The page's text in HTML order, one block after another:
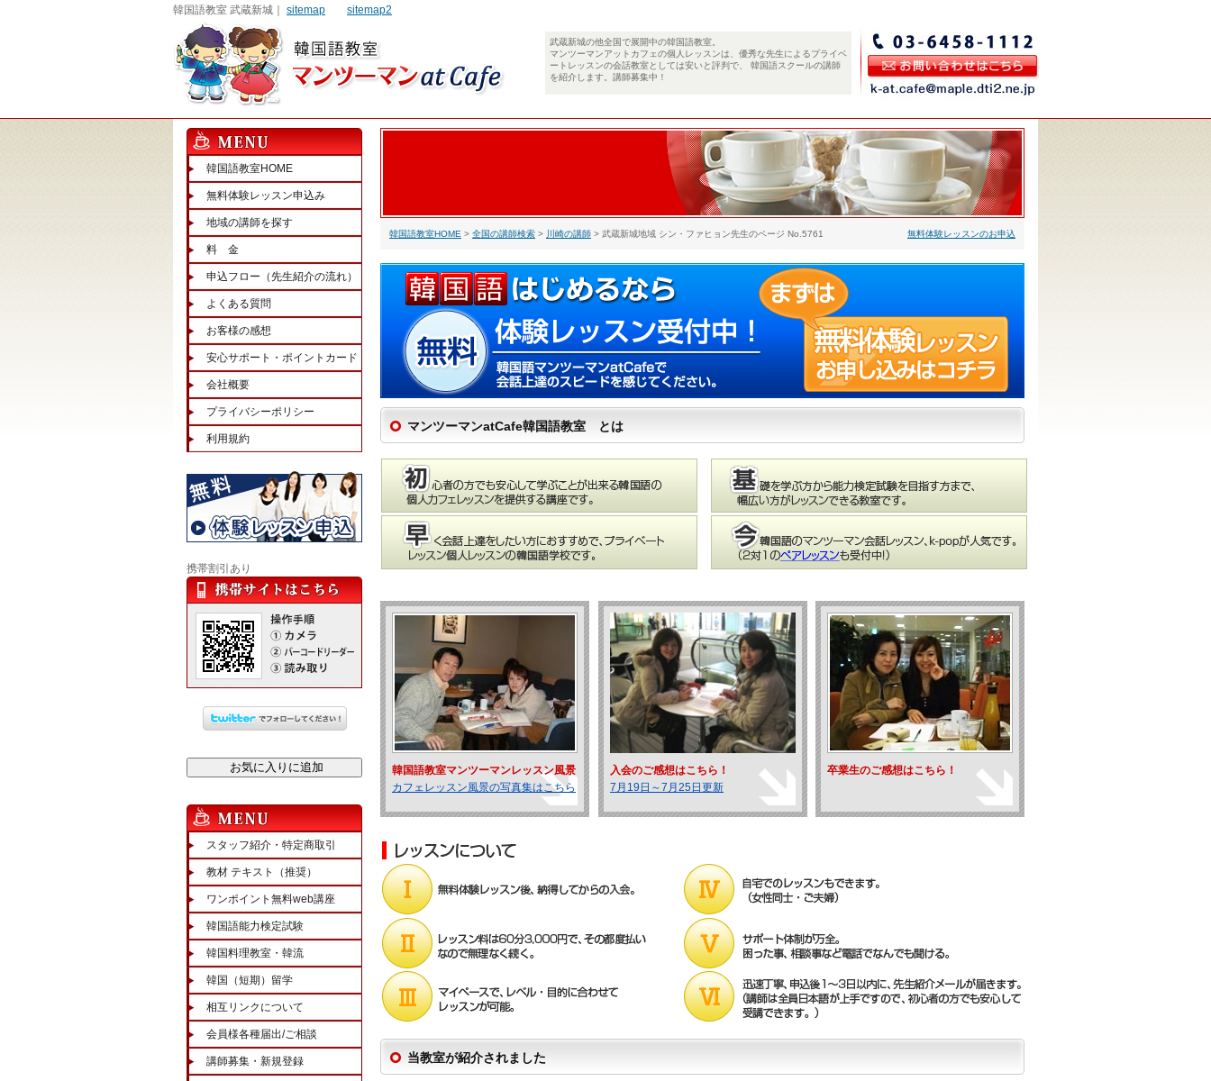
韓国語教室 武蔵新城｜ sitemap sitemap2
武蔵新城の他全国で展開中の韓国語教室。
マンツーマンアットカフェの個人レッスンは、優秀な先生によるプライベ
ートレッスンの会話教室としては安いと評判で、 韓国語スクールの講師
を紹介します。講師募集中！
韓国語教室HOME > 全国の講師検索 > 川崎の講師 > 武蔵新城地域 シン・ファヒョン先生のページ No.5761 無料体験レッスンのお申込
マンツーマンatCafe韓国語教室 とは
韓国語教室マンツーマンレッスン風景
カフェレッスン風景の写真集はこちら
入会のご感想はこちら！
7月19日～7月25日更新
卒業生のご感想はこちら！
当教室が紹介されました
韓国語教室HOME
無料体験レッスン申込み
地域の講師を探す
料 金
申込フロー（先生紹介の流れ）
よくある質問
お客様の感想
安心サポート・ポイントカード
会社概要
プライバシーポリシー
利用規約
携帯割引あり
スタッフ紹介・特定商取引
教材 テキスト（推奨）
ワンポイント無料web講座
韓国語能力検定試験
韓国料理教室・韓流
韓国（短期）留学
相互リンクについて
会員様各種届出/ご相談
講師募集・新規登録